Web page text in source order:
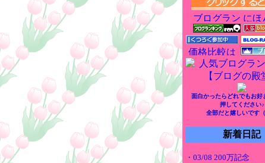
面白かったらどれでもお好
押してください♪
全部だと嬉しいです（
新着日記
・03/08 200万記念